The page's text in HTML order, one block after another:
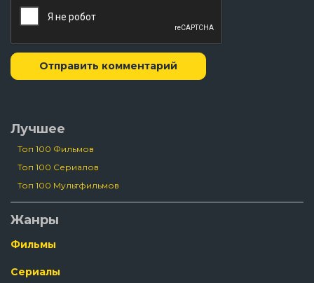
Отправить комментарий
Лучшее
Топ 100 Фильмов
Топ 100 Сериалов
Топ 100 Мультфильмов
Жанры
Фильмы
Сериалы